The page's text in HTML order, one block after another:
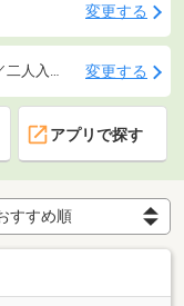
変更する
1LDK(+S)／2K／2DK／2LDK(+S)／二人入居可 変更する
アプリで探す